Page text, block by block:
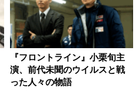
『フロントライン』小栗旬主
演、前代未聞のウイルスと戦
った人々の物語